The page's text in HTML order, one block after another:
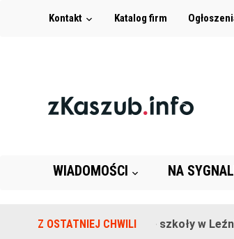
Kontakt Katalog firm
WIADOMOŚCI NA
Z OSTATNIEJ CHWILINa terenie szkoły w